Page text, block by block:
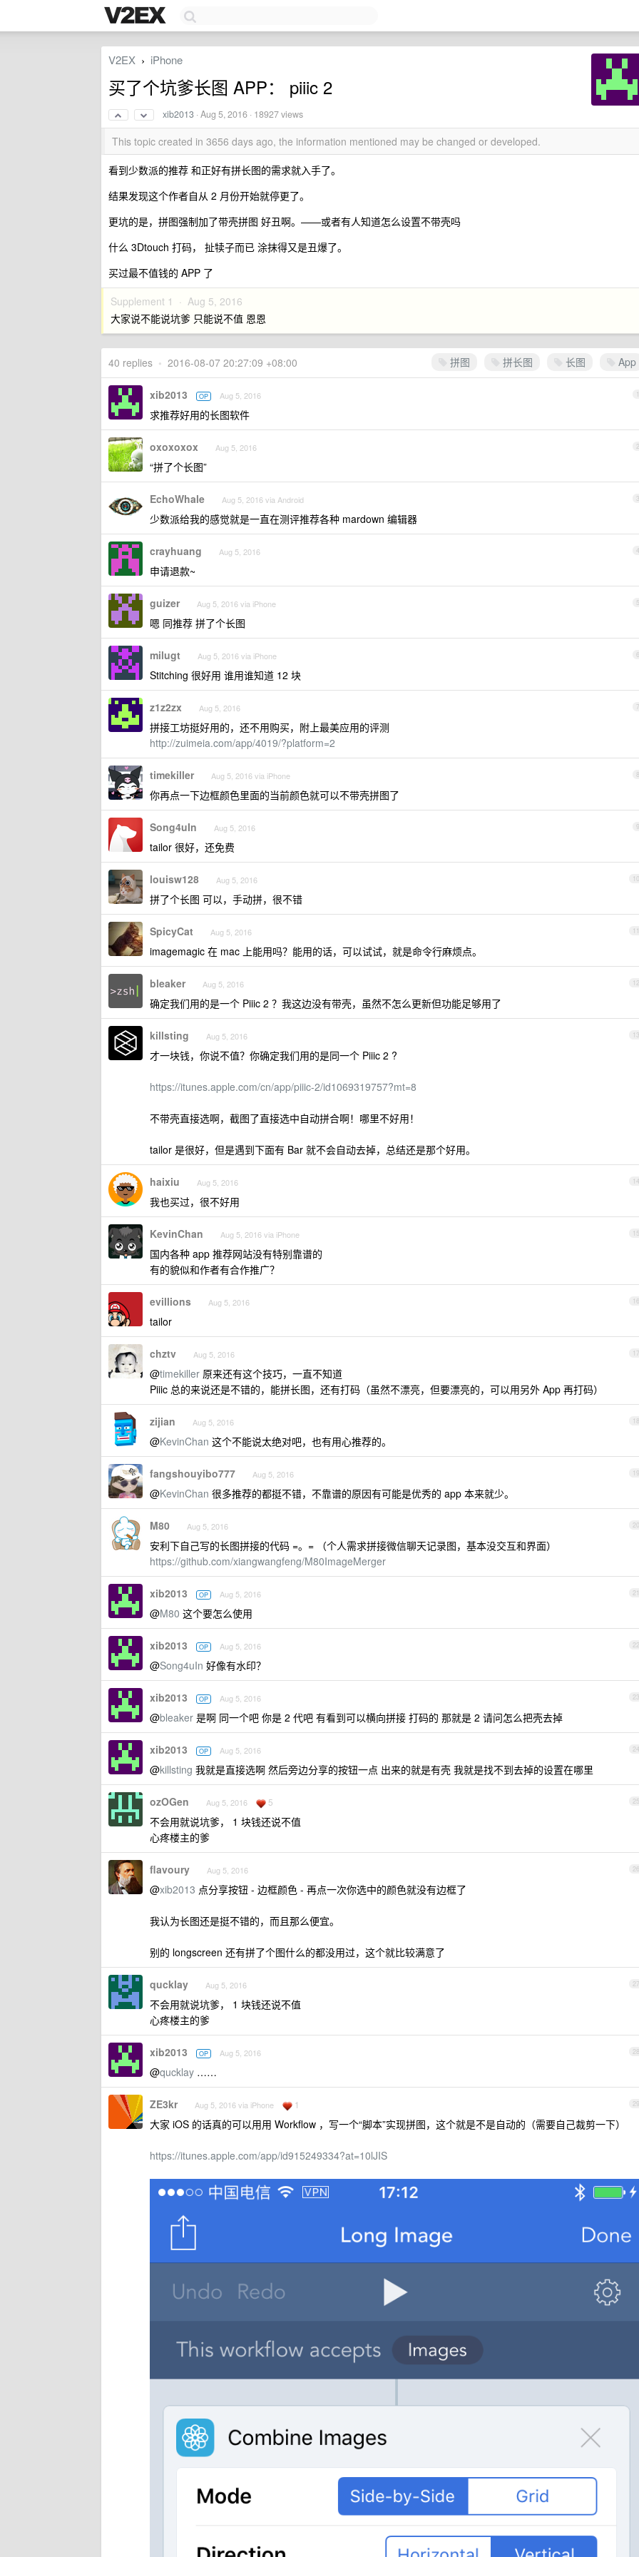
V2EX › iPhone
买了个坑爹长图 APP： piiic 2
xib2013 ·Aug 5, 2016 · 18927 views
This topic created in 3656 days ago, the information mentioned may be changed or developed.
看到少数派的推荐 和正好有拼长图的需求就入手了。
结果发现这个作者自从 2 月份开始就停更了。
更坑的是，拼图强制加了带壳拼图 好丑啊。——或者有人知道怎么设置不带壳吗
什么 3Dtouch 打码， 扯犊子而已 涂抹得又是丑爆了。
买过最不值钱的 APP 了
Supplement 1 · Aug 5, 2016
大家说不能说坑爹 只能说不值 恩恩
拼图 拼长图 长图 App
40 replies • 2016-08-07 20:27:09 +08:00
1
xib2013 OP Aug 5, 2016
求推荐好用的长图软件
2
oxoxoxox Aug 5, 2016
“拼了个长图”
3
EchoWhale Aug 5, 2016 via Android
少数派给我的感觉就是一直在测评推荐各种 mardown 编辑器
4
crayhuang Aug 5, 2016
申请退款~
5
guizer Aug 5, 2016 via iPhone
嗯 同推荐 拼了个长图
6
milugt Aug 5, 2016 via iPhone
Stitching 很好用 谁用谁知道 12 块
7
z1z2zx Aug 5, 2016
拼接工坊挺好用的，还不用购买，附上最美应用的评测
http://zuimeia.com/app/4019/?platform=2
8
timekiller Aug 5, 2016 via iPhone
你再点一下边框颜色里面的当前颜色就可以不带壳拼图了
9
Song4uIn Aug 5, 2016
tailor 很好，还免费
10
louisw128 Aug 5, 2016
拼了个长图 可以，手动拼，很不错
11
SpicyCat Aug 5, 2016
imagemagic 在 mac 上能用吗？能用的话，可以试试，就是命令行麻烦点。
12
bleaker Aug 5, 2016
确定我们用的是一个 Piiic 2 ？我这边没有带壳，虽然不怎么更新但功能足够用了
13
killsting Aug 5, 2016
才一块钱，你说不值？你确定我们用的是同一个 Piiic 2 ?
https://itunes.apple.com/cn/app/piiic-2/id1069319757?mt=8
不带壳直接选啊，截图了直接选中自动拼合啊！哪里不好用！
tailor 是很好，但是遇到下面有 Bar 就不会自动去掉，总结还是那个好用。
14
haixiu Aug 5, 2016
我也买过，很不好用
15
KevinChan Aug 5, 2016 via iPhone
国内各种 app 推荐网站没有特别靠谱的
有的貌似和作者有合作推广？
16
evillions Aug 5, 2016
tailor
17
chztv Aug 5, 2016
@timekiller 原来还有这个技巧，一直不知道
Piiic 总的来说还是不错的，能拼长图，还有打码（虽然不漂亮，但要漂亮的，可以用另外 App 再打码）
18
zijian Aug 5, 2016
@KevinChan 这个不能说太绝对吧，也有用心推荐的。
19
fangshouyibo777 Aug 5, 2016
@KevinChan 很多推荐的都挺不错，不靠谱的原因有可能是优秀的 app 本来就少。
20
M80 Aug 5, 2016
安利下自己写的长图拼接的代码 =。= （个人需求拼接微信聊天记录图，基本没交互和界面）
https://github.com/xiangwangfeng/M80ImageMerger
21
xib2013 OP Aug 5, 2016
@M80 这个要怎么使用
22
xib2013 OP Aug 5, 2016
@Song4uIn 好像有水印？
23
xib2013 OP Aug 5, 2016
@bleaker 是啊 同一个吧 你是 2 代吧 有看到可以横向拼接 打码的 那就是 2 请问怎么把壳去掉
24
xib2013 OP Aug 5, 2016
@killsting 我就是直接选啊 然后旁边分享的按钮一点 出来的就是有壳 我就是找不到去掉的设置在哪里
25
ozOGen Aug 5, 2016 5
不会用就说坑爹， 1 块钱还说不值
心疼楼主的爹
26
flavoury Aug 5, 2016
@xib2013 点分享按钮 - 边框颜色 - 再点一次你选中的颜色就没有边框了
我认为长图还是挺不错的，而且那么便宜。
别的 longscreen 还有拼了个图什么的都没用过，这个就比较满意了
27
qucklay Aug 5, 2016
不会用就说坑爹， 1 块钱还说不值
心疼楼主的爹
28
xib2013 OP Aug 5, 2016
@qucklay ……
29
ZE3kr Aug 5, 2016 via iPhone 1
大家 iOS 的话真的可以用用 Workflow ，写一个“脚本”实现拼图，这个就是不是自动的（需要自己裁剪一下）
https://itunes.apple.com/app/id915249334?at=10lJIS